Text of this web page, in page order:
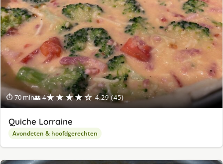
⏱ 70 min👥 4★★★★☆ 4.29 (45)
Quiche Lorraine
Avondeten & hoofdgerechten